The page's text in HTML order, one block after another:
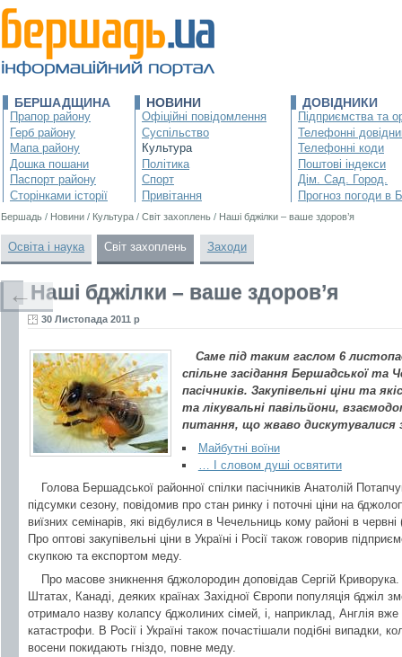
БЕРШАДЩИНА
Прапор району
Герб району
Мапа району
Дошка пошани
Паспорт району
Сторінками історії
НОВИНИ
Офіційні повідомлення
Суспільство
Культура
Політика
Спорт
Привітання
ДОВІДНИКИ
Підприємства та
Телефонні
Телефонні коди
Поштові індекси
Дім. Сад. Город.
Прогноз погоди в
Бершадь / Новини / Культура / Світ захоплень / Наші бджілки – ваше здоров’я
Освіта і наука Світ захоплень Заходи
Наші бджілки – ваше здоров’я
30 Листопада 2011 р
Саме під таким гаслом 6
спільне засідання Бершадської та
пасічників. Закупівельні ціни та
та лікувальні павільйони,
питання, що жваво дискутувалися
Майбутні воїни
… І словом душі освятити
Голова Бершадської районної спілки пасічників Анатолій
підсумки сезону, повідомив про стан ринку і поточні ціни на
виїзних семінарів, які відбулися в Чечельниць кому районі в
Про оптові закупівельні ціни в Україні і Росії також говорив
скупкою та експортом меду.
Про масове зникнення бджолородин доповідав Сергій
Штатах, Канаді, деяких країнах Західної Європи популяція
отримало назву колапсу бджолиних сімей, і, наприклад, Англія вже
катастрофи. В Росії і Україні також почастішали подібні випадки,
восени покидають гніздо, повне меду.
←